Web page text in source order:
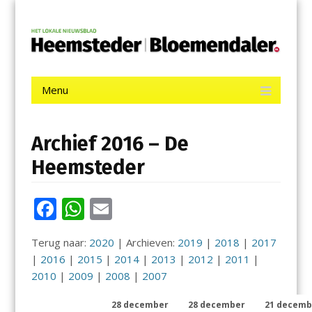
contentDe Heemsteder | Bloemendaler
Menu
Archief 2016 – De
Heemsteder
F
e
b
W
at
s
E
m
ai
l
Terug naar: 2020 | Archieven: 2019 | 2018 | 2017
| 2016 | 2015 | 2014| 2013 | 2012 | 2011 |
2010 | 2009 | 2008 | 2007
28 december
28 december
21